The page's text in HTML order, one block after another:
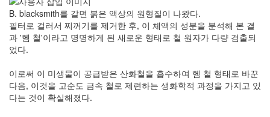
B. blacksmith를 갈면 붉은 액상의 원형질이 나왔다.
필터로 걸러서 찌꺼기를 제거한 후, 이 체액의 성분을 분석해 본 결
과 '헴 철'이라고 명명하게 된 새로운 형태로 철 원자가 다량 검출되
었다.
이로써 이 미생물이 공급받은 산화철을 흡수하여 헴 철 형태로 바꾼
다음, 이것을 고순도 금속 철로 제련하는 생화학적 과정을 가지고 있
다는 것이 확실해졌다.